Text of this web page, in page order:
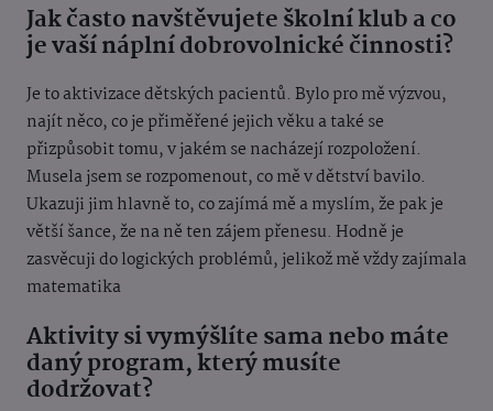
Jak často navštěvujete školní klub a co
je vaší náplní dobrovolnické činnosti?
Je to aktivizace dětských pacientů. Bylo pro mě výzvou,
najít něco, co je přiměřené jejich věku a také se
přizpůsobit tomu, v jakém se nacházejí rozpoložení.
Musela jsem se rozpomenout, co mě v dětství bavilo.
Ukazuji jim hlavně to, co zajímá mě a myslím, že pak je
větší šance, že na ně ten zájem přenesu. Hodně je
zasvěcuji do logických problémů, jelikož mě vždy zajímala
matematika
Aktivity si vymýšlíte sama nebo máte
daný program, který musíte
dodržovat?